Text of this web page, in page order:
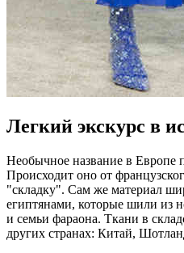
Легкий экскурс в
Необычное название в Европе
Происходит оно от
"складку". Сам же материал
египтянами, которые шили из
и семьи фараона. Ткани в
других странах: Китай,